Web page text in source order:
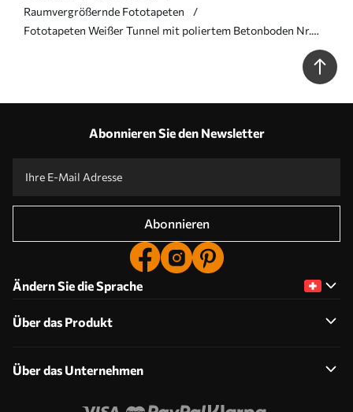
Raumvergrößernde Fototapeten
Fototapeten Weißer Tunnel mit poliertem Betonboden Nr.
Abonnieren Sie den Newsletter
Abonnieren
Ändern Sie die Sprache
Über das Produkt
Über das Unternehmen